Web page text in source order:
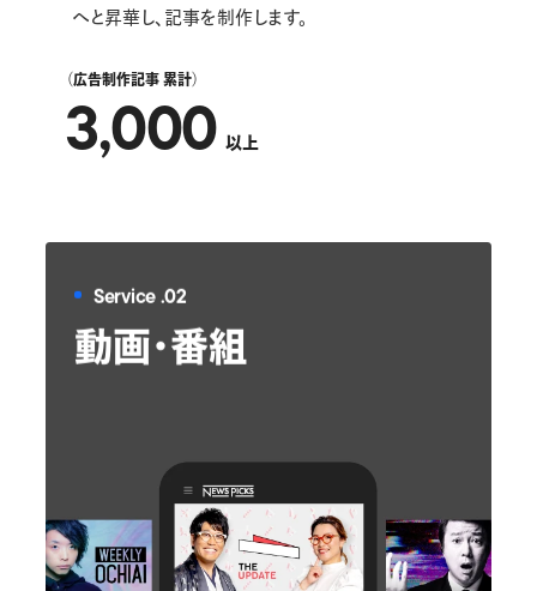
へと昇華し、記事を制作します。
（広告制作記事 累計）
3,000 以上
Service .02
動画・番組